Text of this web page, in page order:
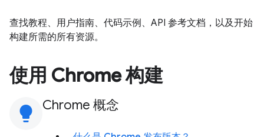
查找教程、用户指南、代码示例、API 参考文档，以及开始
构建所需的所有资源。
使用 Chrome 构建
lightbulb Chrome 概念